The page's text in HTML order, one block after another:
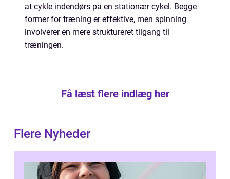
at cykle indendørs på en stationær cykel. Begge
former for træning er effektive, men spinning
involverer en mere struktureret tilgang til
træningen.
Få læst flere indlæg her
Flere Nyheder